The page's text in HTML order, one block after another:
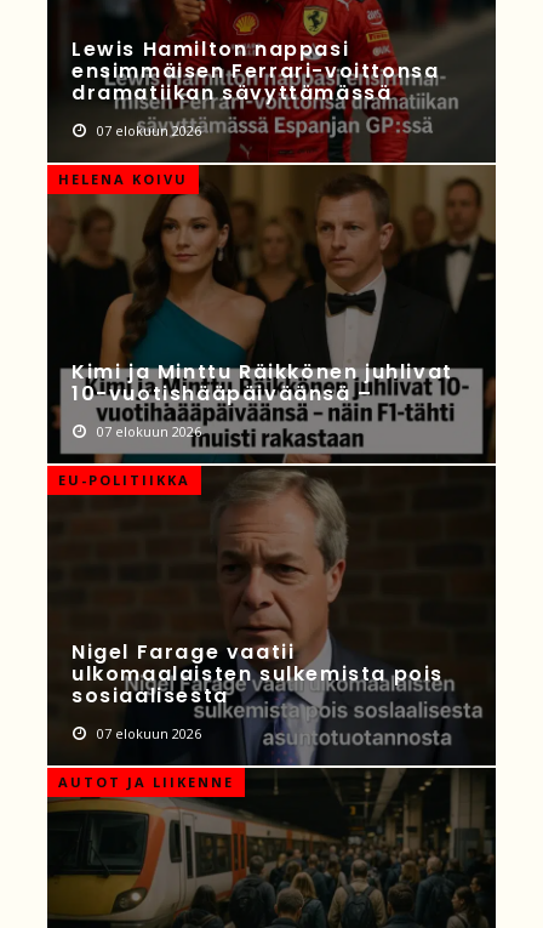
Lewis Hamilton nappasi
ensimmäisen Ferrari-voittonsa
dramatiikan sävyttämässä
07 elokuun 2026
HELENA KOIVU
Kimi ja Minttu Räikkönen juhlivat
10-vuotishääpäiväänsä –
07 elokuun 2026
EU-POLITIIKKA
Nigel Farage vaatii
ulkomaalaisten sulkemista pois
sosiaalisesta
07 elokuun 2026
AUTOT JA LIIKENNE